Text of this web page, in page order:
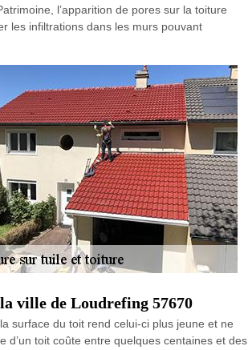
l’apparition de pores sur la toiture
les infiltrations dans les murs pouvant
ville de Loudrefing 57670
surface du toit rend celui-ci plus jeune et ne
toit coûte entre quelques centaines et des